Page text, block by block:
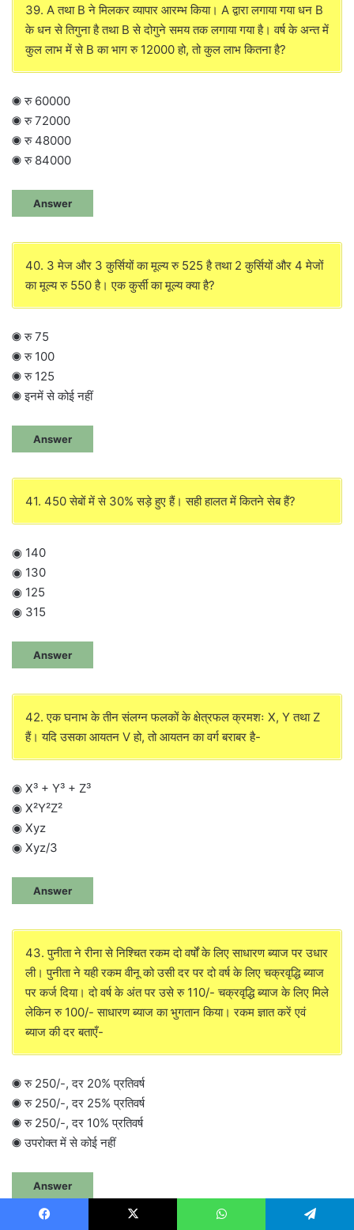
39. A तथा B ने मिलकर व्यापार आरम्भ किया। A द्वारा लगाया गया धन B
के धन से तिगुना है तथा B से दोगुने समय तक लगाया गया है। वर्ष के अन्त में
कुल लाभ में से B का भाग रु 12000 हो, तो कुल लाभ कितना है?
◉ रु 60000
◉ रु 72000
◉ रु 48000
◉ रु 84000
Answer
40. 3 मेज और 3 कुर्सियों का मूल्य रु 525 है तथा 2 कुर्सियों और 4 मेजों
का मूल्य रु 550 है। एक कुर्सी का मूल्य क्या है?
◉ रु 75
◉ रु 100
◉ रु 125
◉ इनमें से कोई नहीं
Answer
41. 450 सेबों में से 30% सड़े हुए हैं। सही हालत में कितने सेब हैं?
◉ 140
◉ 130
◉ 125
◉ 315
Answer
42. एक घनाभ के तीन संलग्न फलकों के क्षेत्रफल क्रमशः X, Y तथा Z
हैं। यदि उसका आयतन V हो, तो आयतन का वर्ग बराबर है-
◉ X³ + Y³ + Z³
◉ X²Y²Z²
◉ Xyz
◉ Xyz/3
Answer
43. पुनीता ने रीना से निश्चित रकम दो वर्षों के लिए साधारण ब्याज पर उधार
ली। पुनीता ने यही रकम वीनू को उसी दर पर दो वर्ष के लिए चक्रवृद्धि ब्याज
पर कर्ज दिया। दो वर्ष के अंत पर उसे रु 110/- चक्रवृद्धि ब्याज के लिए मिले
लेकिन रु 100/- साधारण ब्याज का भुगतान किया। रकम ज्ञात करें एवं
ब्याज की दर बताएँ-
◉ रु 250/-, दर 20% प्रतिवर्ष
◉ रु 250/-, दर 25% प्रतिवर्ष
◉ रु 250/-, दर 10% प्रतिवर्ष
◉ उपरोक्त में से कोई नहीं
Answer